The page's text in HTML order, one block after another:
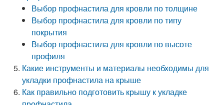
Выбор профнастила для кровли по толщине
Выбор профнастила для кровли по типу
покрытия
Выбор профнастила для кровли по высоте
профиля
Какие инструменты и материалы необходимы для
укладки профнастила на крыше
Как правильно подготовить крышу к укладке